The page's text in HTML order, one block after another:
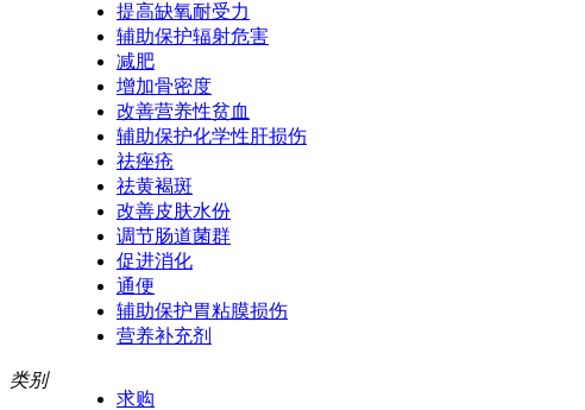
提高缺氧耐受力
辅助保护辐射危害
减肥
增加骨密度
改善营养性贫血
辅助保护化学性肝损伤
祛痤疮
祛黄褐斑
改善皮肤水份
调节肠道菌群
促进消化
通便
辅助保护胃粘膜损伤
营养补充剂
类别
求购